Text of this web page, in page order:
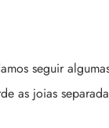
seguir
as joias